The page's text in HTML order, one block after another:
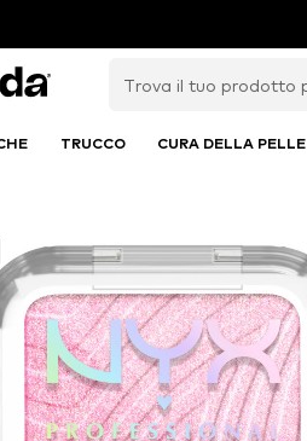
TRUCCO CURA DELLA PELLE